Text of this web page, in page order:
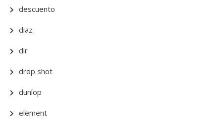
descuento
diaz
dir
drop shot
dunlop
element